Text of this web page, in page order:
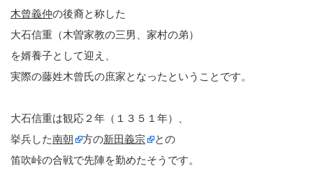
木曾義仲の後裔と称した
大石信重（木曽家教の三男、家村の弟）
を婿養子として迎え、
実際の藤姓木曾氏の庶家となったということです。
大石信重は観応２年（１３５１年）、
挙兵した南朝 方の新田義宗
との
笛吹峠の合戦で先陣を勤めたそうです。